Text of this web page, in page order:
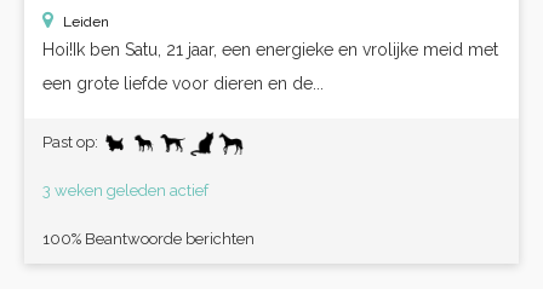
Leiden
Hoi!Ik ben Satu, 21 jaar, een energieke en vrolijke meid met
een grote liefde voor dieren en de...
Past op:
3 weken geleden actief
100% Beantwoorde berichten